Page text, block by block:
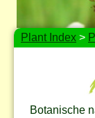
Plant Index >
Botanische